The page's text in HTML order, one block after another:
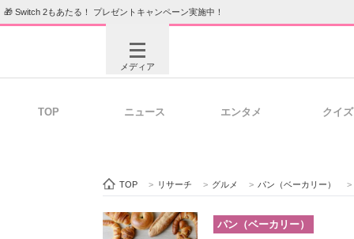
🎁 Switch 2もあたる！ プレゼントキャンペーン実施中！
メディア
ビジネスと働き方のヒント
TOP ニュース エンタメ クイズ
TOP > リサーチ > グルメ > パン（ベーカリー） >
パン（ベーカリー）